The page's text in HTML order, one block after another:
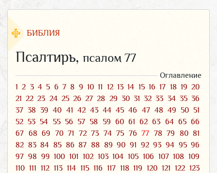
БИБЛИЯ
Псалтирь, псалом 77
Оглавление
1 2 3 4 5 6 7 8 9 10 11 12 13 14 15 16 17 18 19 20
21 22 23 24 25 26 27 28 29 30 31 32 33 34 35 36
37 38 39 40 41 42 43 44 45 46 47 48 49 50 51
52 53 54 55 56 57 58 59 60 61 62 63 64 65 66
67 68 69 70 71 72 73 74 75 76 77 78 79 80 81
82 83 84 85 86 87 88 89 90 91 92 93 94 95 96
97 98 99 100 101 102 103 104 105 106 107 108 109
110 111 112 113 114 115 116 117 118 119 120 121 122 123